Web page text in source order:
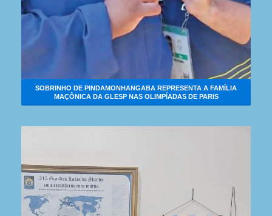
SOBRINHO DE PINDAMONHANGABA REPRESENTA A FAMÍLIA
MAÇÔNICA DA GLESP NAS OLIMPÍADAS DE PARIS